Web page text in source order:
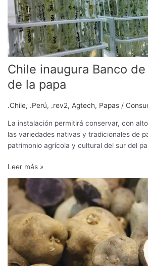
Chile inaugura Banco
de la papa
.Chile, .Perú, .rev2, Agtech, Papas /
La instalación permitirá conservar, con
las variedades nativas y tradicionales de
patrimonio agrícola y cultural del sur del
papa
Leer más »
Perú
podrá
exportar
papa
fresca
al
mercado
brasileño